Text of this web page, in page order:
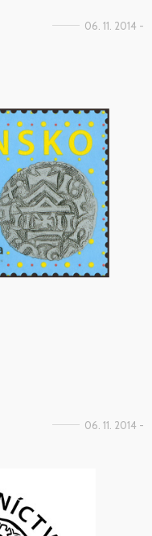
06. 11. 2014 -
06. 11. 2014 -